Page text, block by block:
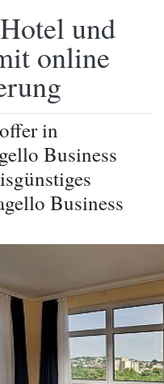
und
online
in
Business
Business